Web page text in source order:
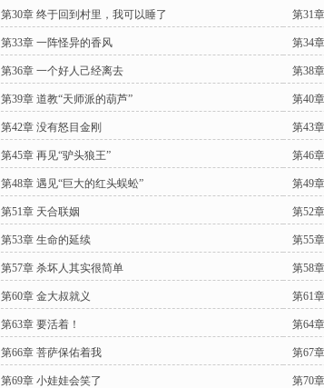
第30章 终于回到村里，我可以睡了 第31
第33章 一阵怪异的香风 第34
第36章 一个好人己经离去 第38
第39章 道教“天师派的葫芦” 第40
第42章 没有怒目金刚 第43
第45章 再见“驴头狼王” 第46
第48章 遇见“巨大的红头蜈蚣” 第49
第51章 天合联姻 第52
第53章 生命的延续 第55
第57章 杀坏人其实很简单 第58
第60章 金大叔就义 第61
第63章 要活着！ 第64
第66章 菩萨保佑着我 第67
第69章 小娃娃会笑了 第70